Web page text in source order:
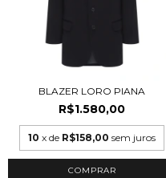
BLAZER LORO PIANA
R$1.580,00
10 x de R$158,00 sem juros